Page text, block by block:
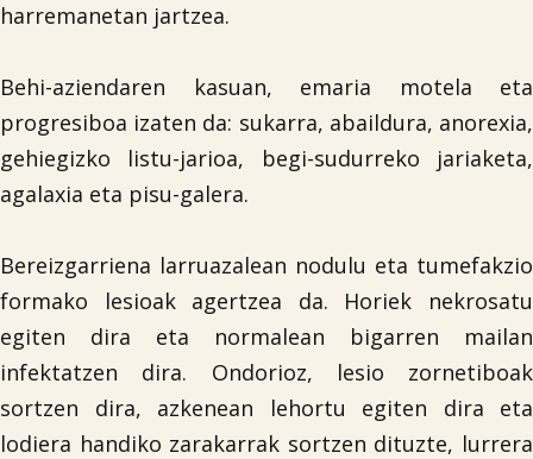
harremanetan jartzea.
Behi-aziendaren kasuan, emaria motela eta
progresiboa izaten da: sukarra, abaildura, anorexia,
gehiegizko listu-jarioa, begi-sudurreko jariaketa,
agalaxia eta pisu-galera.
Bereizgarriena larruazalean nodulu eta tumefakzio
formako lesioak agertzea da. Horiek nekrosatu
egiten dira eta normalean bigarren mailan
infektatzen dira. Ondorioz, lesio zornetiboak
sortzen dira, azkenean lehortu egiten dira eta
lodiera handiko zarakarrak sortzen dituzte, lurrera